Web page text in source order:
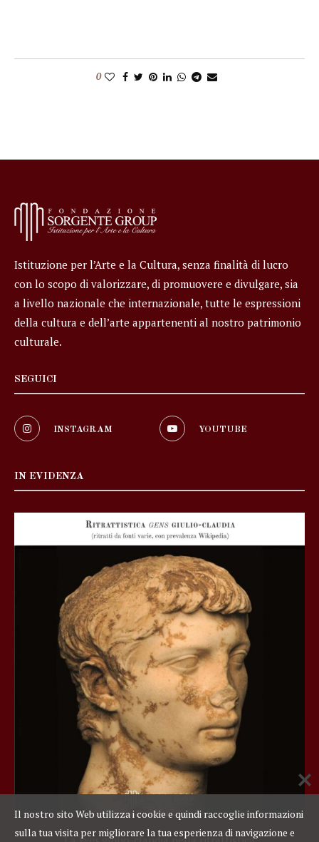
0
Istituzione per l’Arte e la Cultura, senza finalità di lucro
con lo scopo di valorizzare, di promuovere e divulgare, sia
a livello nazionale che internazionale, tutte le espressioni
della cultura e dell’arte appartenenti al nostro patrimonio
culturale.
SEGUICI
INSTAGRAM YOUTUBE
IN EVIDENZA
Il nostro sito Web utilizza i cookie e quindi raccoglie informazioni
sulla tua visita per migliorare la tua esperienza di navigazione e